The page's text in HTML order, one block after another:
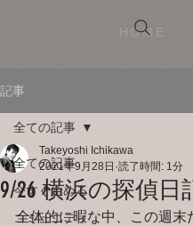
HOME
記事
全ての記事
今すぐ始める
コミュニティ
全ての記事
9/26 横浜の探偵日
Takeyoshi Ichikawa
2021年9月28日 読了時間: 1分
全体的に暇な中、この週末